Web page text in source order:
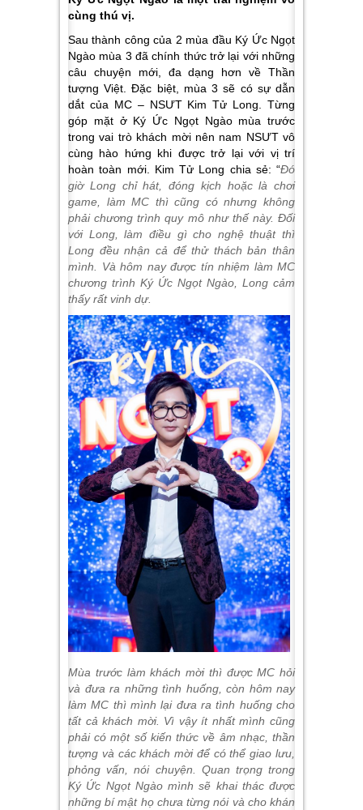
cùng thú vị.
Sau thành công của 2 mùa đầu Ký Ức Ngọt
Ngào mùa 3 đã chính thức trở lại với những
câu chuyện mới, đa dạng hơn về Thần
tượng Việt. Đặc biệt, mùa 3 sẽ có sự dẫn
dắt của MC – NSƯT Kim Tử Long. Từng
góp mặt ở Ký Ức Ngọt Ngào mùa trước
trong vai trò khách mời nên nam NSƯT vô
cùng hào hứng khi được trở lại với vị trí
hoàn toàn mới. Kim Tử Long chia sẻ: “Đó
giờ Long chỉ hát, đóng kịch hoặc là chơi
game, làm MC thì cũng có nhưng không
phải chương trình quy mô như thế này. Đối
với Long, làm điều gì cho nghệ thuật thì
Long đều nhận cả để thử thách bản thân
mình. Và hôm nay được tín nhiệm làm MC
chương trình Ký Ức Ngọt Ngào, Long cảm
thấy rất vinh dự.
Mùa trước làm khách mời thì được MC hỏi
và đưa ra những tình huống, còn hôm nay
làm MC thì mình lại đưa ra tình huống cho
tất cả khách mời. Vì vậy ít nhất mình cũng
phải có một số kiến thức về âm nhạc, thần
tượng và các khách mời để có thể giao lưu,
phỏng vấn, nói chuyện. Quan trọng trong
Ký Ức Ngọt Ngào mình sẽ khai thác được
những bí mật họ chưa từng nói và cho khán